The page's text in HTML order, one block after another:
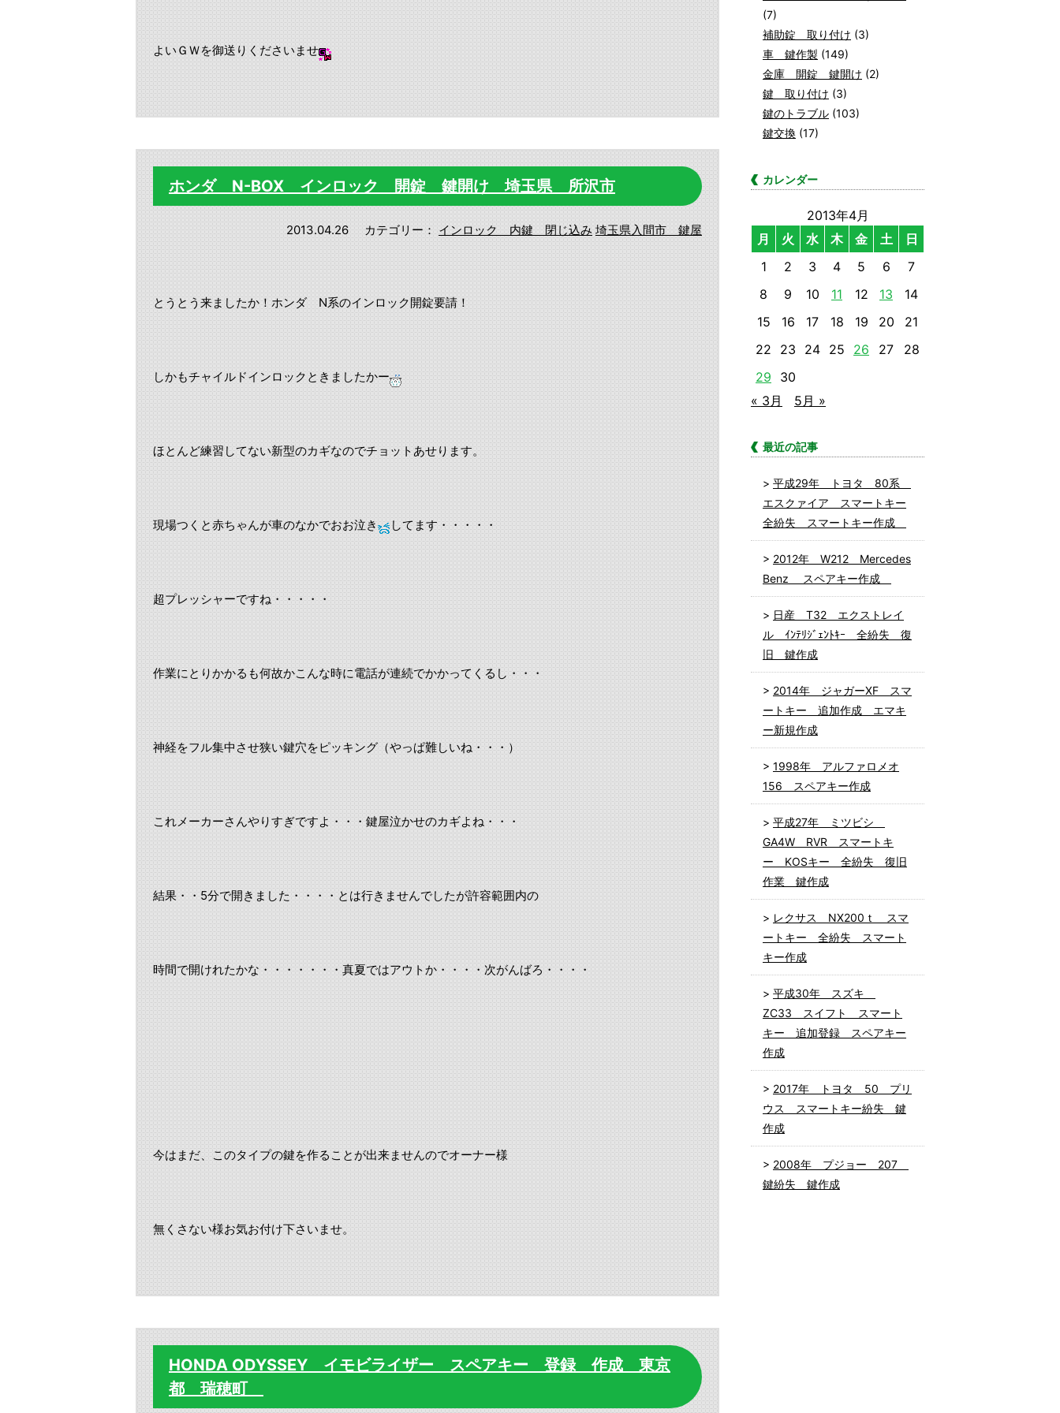
よいＧＷを御送りくださいませ
ホンダ N-BOX インロック 開錠 鍵開け 埼玉県 所沢市
2013.04.26 カテゴリー： インロック 内鍵 閉じ込み 埼玉県入間市 鍵屋
とうとう来ましたか！ホンダ N系のインロック開錠要請！
しかもチャイルドインロックときましたかー
ほとんど練習してない新型のカギなのでチョットあせります。
現場つくと赤ちゃんが車のなかでおお泣き してます・・・・・
超プレッシャーですね・・・・・
作業にとりかかるも何故かこんな時に電話が連続でかかってくるし・・・
神経をフル集中させ狭い鍵穴をピッキング（やっぱ難しいね・・・）
これメーカーさんやりすぎですよ・・・鍵屋泣かせのカギよね・・・
結果・・5分で開きました・・・・とは行きませんでしたが許容範囲内の
時間で開けれたかな・・・・・・・真夏ではアウトか・・・・次がんばろ・・・・
今はまだ、このタイプの鍵を作ることが出来ませんのでオーナー様
無くさない様お気お付け下さいませ。
HONDA ODYSSEY イモビライザー スペアキー 登録 作成 東京
都 瑞穂町
(7)
補助錠 取り付け (3)
車 鍵作製 (149)
金庫 開錠 鍵開け (2)
鍵 取り付け (3)
鍵のトラブル (103)
鍵交換 (17)
カレンダー
2013年4月
月
火 水 木 金 土
日
1
2 3 4 5 6
7
8
9 10 11 12 13
14
15
16 17 18 19 20
21
22
23 24 25 26 27
28
29
30
« 3月
5月 »
最近の記事
平成29年 トヨタ 80系
エスクァイア スマートキー
全紛失 スマートキー作成
2012年 W212 Mercedes
Benz スペアキー作成
日産 T32 エクストレイ
ル ｲﾝﾃﾘｼﾞｪﾝﾄｷｰ 全紛失 復
旧 鍵作成
2014年 ジャガーXF スマ
ートキー 追加作成 エマキ
ー新規作成
1998年 アルファロメオ
156 スペアキー作成
平成27年 ミツビシ
GA4W RVR スマートキ
ー KOSキー 全紛失 復旧
作業 鍵作成
レクサス NX200ｔ スマ
ートキー 全紛失 スマート
キー作成
平成30年 スズキ
ZC33 スイフト スマート
キー 追加登録 スペアキー
作成
2017年 トヨタ 50 プリ
ウス スマートキー紛失 鍵
作成
2008年 プジョー 207
鍵紛失 鍵作成